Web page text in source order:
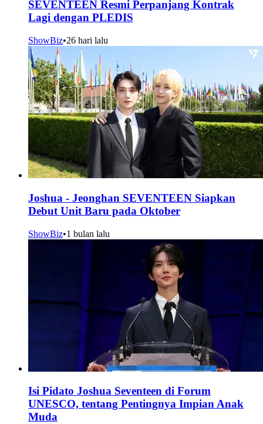
SEVENTEEN Resmi Perpanjang Kontrak
Lagi dengan PLEDIS
ShowBiz•26 hari lalu
Joshua - Jeonghan SEVENTEEN Siapkan
Debut Unit Baru pada Oktober
ShowBiz•1 bulan lalu
Isi Pidato Joshua Seventeen di Forum
UNESCO, tentang Pentingnya Impian Anak
Muda